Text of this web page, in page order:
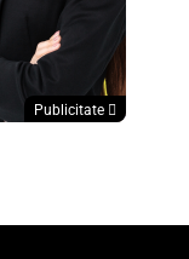
Publicitate